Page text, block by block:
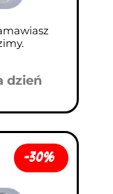
-30%
dzień